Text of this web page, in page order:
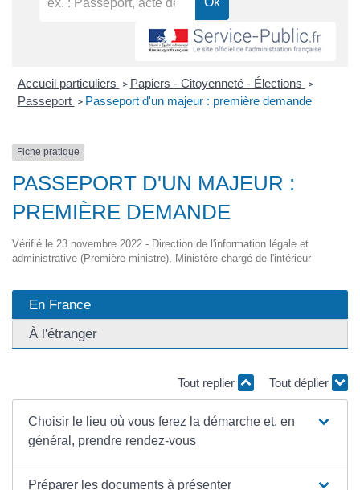
Accueil particuliers > Papiers - Citoyenneté - Élections >
Passeport > Passeport d'un majeur : première demande
Fiche pratique
PASSEPORT D'UN MAJEUR :
PREMIÈRE DEMANDE
Vérifié le 23 novembre 2022 - Direction de l'information légale et
administrative (Première ministre), Ministère chargé de l'intérieur
En France
À l'étranger
Tout replier Tout déplier
Choisir le lieu où vous ferez la démarche et, en
général, prendre rendez-vous
Préparer les documents à présenter